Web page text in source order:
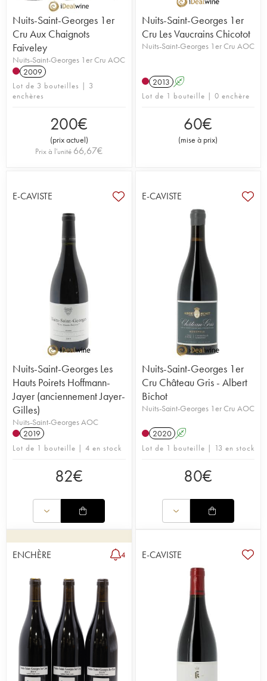
Nuits-Saint-Georges 1er
Cru Aux Chaignots
Faiveley
Nuits-Saint-Georges 1er Cru AOC
2009
Lot de 3 bouteilles | 3
enchères
200€
(prix actuel)
Prix à l'unité 66,67€
Nuits-Saint-Georges 1er
Cru Les Vaucrains Chicotot
Nuits-Saint-Georges 1er Cru AOC
2013 A
Lot de 1 bouteille | 0 enchère
60€
(mise à prix)
E-CAVISTE
Nuits-Saint-Georges Les
Hauts Poirets Hoffmann-
Jayer (anciennement Jayer-
Gilles)
Nuits-Saint-Georges AOC
2019
Lot de 1 bouteille | 4 en stock
82€
E-CAVISTE
Nuits-Saint-Georges 1er
Cru Château Gris - Albert
Bichot
Nuits-Saint-Georges 1er Cru AOC
2020 A
Lot de 1 bouteille | 13 en stock
80€
ENCHÈRE 4 E-CAVISTE